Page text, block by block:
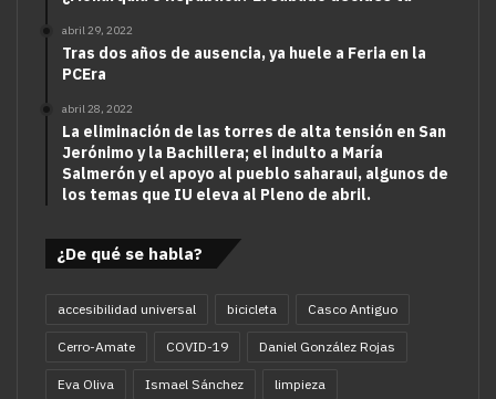
abril 29, 2022
Tras dos años de ausencia, ya huele a Feria en la
PCEra
abril 28, 2022
La eliminación de las torres de alta tensión en San
Jerónimo y la Bachillera; el indulto a María
Salmerón y el apoyo al pueblo saharaui, algunos de
los temas que IU eleva al Pleno de abril.
¿De qué se habla?
accesibilidad universal bicicleta Casco Antiguo
Cerro-Amate COVID-19 Daniel González Rojas
Eva Oliva Ismael Sánchez limpieza